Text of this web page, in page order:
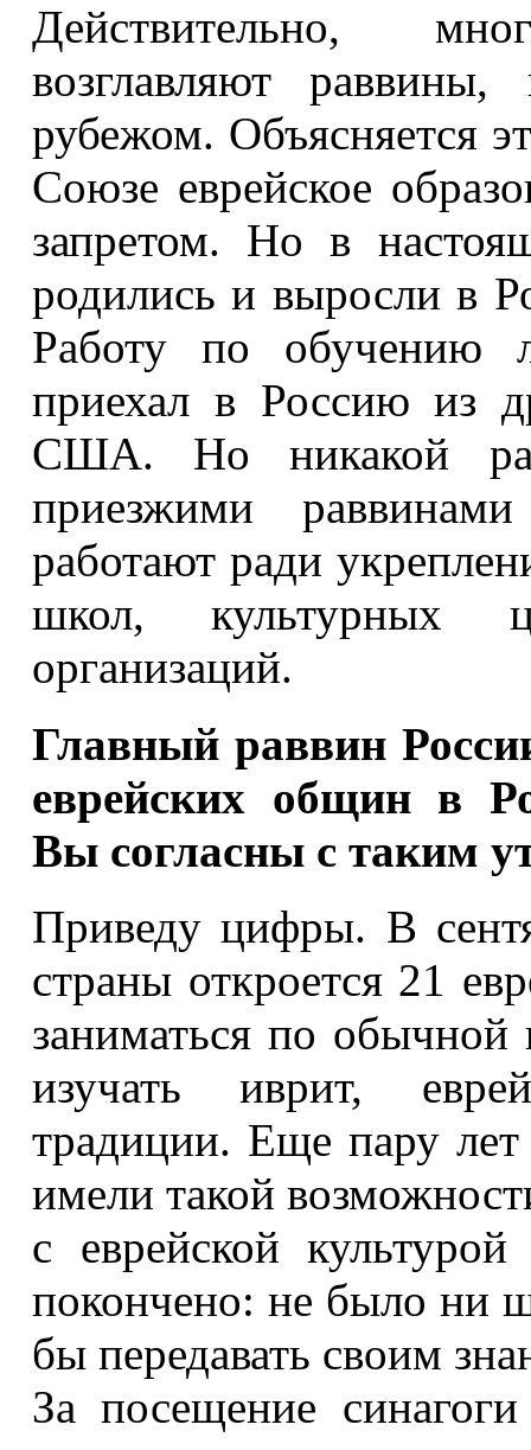
Действительно,
возглавляют
рубежом. Объясняется
Союзе еврейское
запретом. Но в
родились и выросли в
Работу по обучению
приехал в Россию из
США. Но никакой
приезжими
работают ради
школ, культурных
организаций.
Главный раввин
еврейских общин в
Вы согласны с таким
Приведу цифры. В
страны откроется 21
заниматься по
изучать иврит,
традиции. Еще пару
имели такой
с еврейской
покончено: не было ни
бы передавать своим
За посещение